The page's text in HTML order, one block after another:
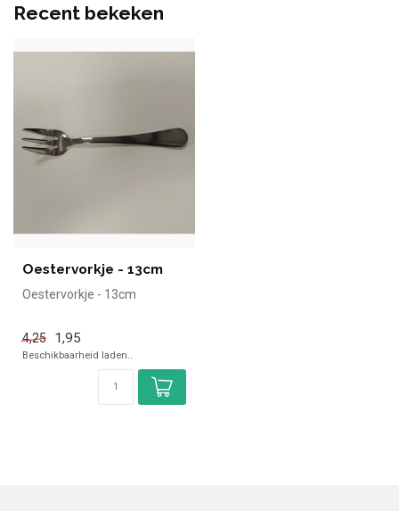
Recent bekeken
Oestervorkje - 13cm
Oestervorkje - 13cm
4,25 1,95
Beschikbaarheid laden..